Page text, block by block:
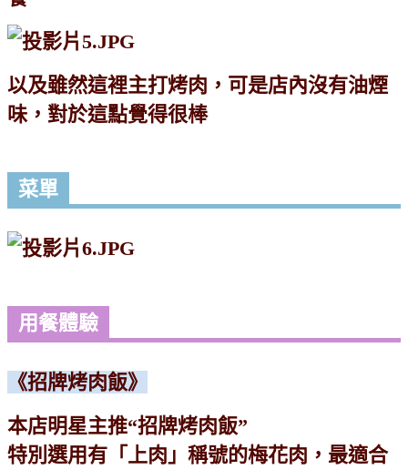
以及雖然這裡主打烤肉，可是店內沒有油煙
味，對於這點覺得很棒
菜單
用餐體驗
《招牌烤肉飯》
本店明星主推“招牌烤肉飯”
特別選用有「上肉」稱號的梅花肉，最適合